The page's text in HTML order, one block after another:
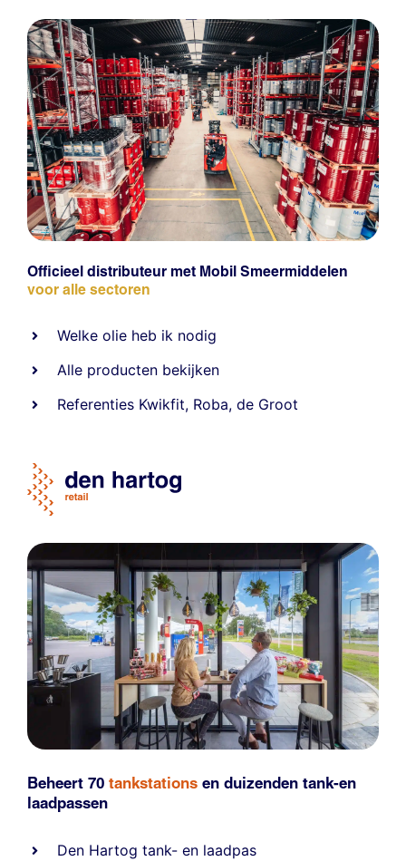
Officieel distributeur met Mobil Smeermiddelen
voor alle sectoren
Welke olie heb ik nodig
Alle producten bekijken
Referenties Kwikfit, Roba,de Groot
Beheert 70 tankstations en duizenden tank-en
laadpassen
Den Hartog tank- en laadpas